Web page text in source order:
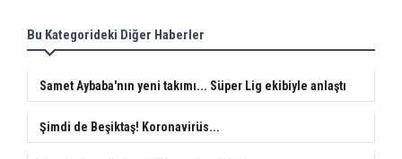
Bu Kategorideki Diğer Haberler
Samet Aybaba'nın yeni takımı... Süper Lig ekibiyle anlaştı
Şimdi de Beşiktaş! Koronavirüs...